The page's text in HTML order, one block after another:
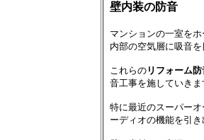
壁内装の防音
マンションの一室を
内部の空気層に吸音
これらのリフォーム防
音工事を施していきま
特に最近のスーパー
ーディオの機能を引き